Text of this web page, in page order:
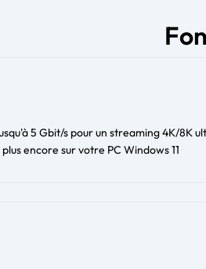
5 Gbit/s pour un streaming 4K/8K
encore sur votre PC Windows 11